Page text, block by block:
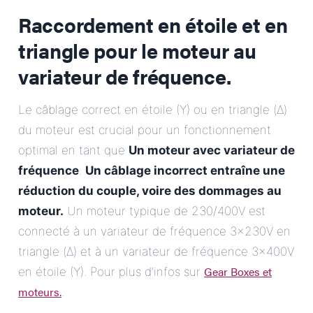
Raccordement en étoile et en
triangle pour le moteur au
variateur de fréquence.
Le câblage correct en étoile (Y) ou en triangle (Δ)
du moteur est crucial pour un fonctionnement
optimal en tant que Un moteur avec variateur de
fréquence. Un câblage incorrect entraîne une
réduction du couple, voire des dommages au
moteur. Un moteur typique de 230/400V est
connecté à un variateur de fréquence 3x230V en
triangle (Δ) et à un variateur de fréquence 3x400V
en étoile (Y). Pour plus d’infos sur Gear Boxes et
moteurs..